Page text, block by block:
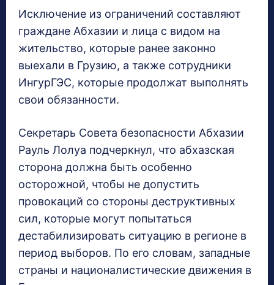
Исключение из ограничений составляют
граждане Абхазии и лица с видом на
жительство, которые ранее законно
выехали в Грузию, а также сотрудники
ИнгурГЭС, которые продолжат выполнять
свои обязанности.
Секретарь Совета безопасности Абхазии
Рауль Лолуа подчеркнул, что абхазская
сторона должна быть особенно
осторожной, чтобы не допустить
провокаций со стороны деструктивных
сил, которые могут попытаться
дестабилизировать ситуацию в регионе в
период выборов. По его словам, западные
страны и националистические движения в